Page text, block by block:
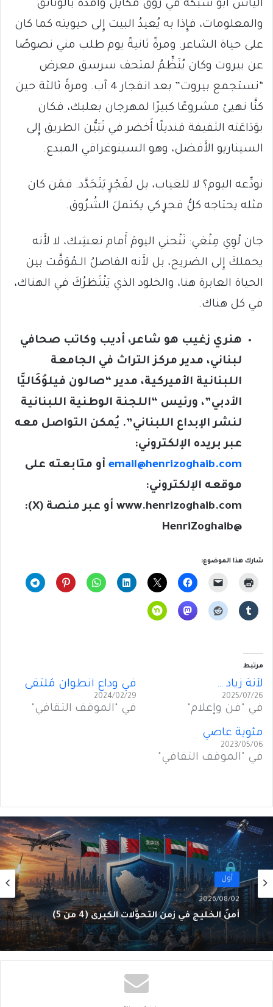
الياس أَبو شبكة في زوق مكايل وأَمُدُّهُ بالوثائق
والمعلومات، فإِذا به يُعيدُ البيت إِلى حيويته كما كان
على حياة الشاعر. ومرةً ثانيةً يوم طلب مني نصوصًا
عن بيروت وكان يُنَظِّمُ لمتحف سرسق معرض
“نستجمع بيروت” بعد انفجار 4 آب. ومرةً ثالثة حين
كنَّا نهيئ مشروعًا كبيرًا لمهرجان بعلبك، فكان
بوَدَاعَته الثقيفة قنديلًا أَخضر في تَبَيُّن الطريق إِلى
السيناريو الأَفضل، وهو السينوغرافي المبدع.
نودِّعه اليوم؟ لا للغياب، بل لفَجْرٍ يَتَجَدَّد. فمَن كان
مثله يحتاجه كلُّ فجرٍ كي يكتملَ الشُرُوق.
جان لْوِي مِنْغي: نَنْحني اليومَ أَمام نعشِك، لا لأَنه
يحملكَ إِلى الضريح، بل لأَنه الفاصلُ الـمُوَقَّت بين
الحياة العابرة هنا، والخلود الذي يَنْتَظرُكَ في الهناك،
في كل هناك.
هنري زغيب هو شاعر، أديب وكاتب صحافي
لبناني، مدير مركز التراث في الجامعة
اللبنانية الأميركية، مدير “صالون فيلوُكَاليَّا
الأدبي”، ورئيس “اللجنة الوطنية اللبنانية
لنشر الإبداع اللبناني”. يُمكن التواصل معه
عبر بريده الإلكتروني:
email@henrizoghaib.com أو متابعته على
موقعه الإلكتروني:
www.henrizoghaib.com أو عبر منصة (X
):
@HenriZoghaib
شارك هذا الموضوع:
مرتبط
لأَنَّهُ زياد …
2025/07/26
في "فن وإعلام"
في وداعِ أَنطوان مُلتقى
2024/02/29
في "الموقف الثقافي"
مئوية عاصي
2023/05/06
في "الموقف الثقافي"
أول
2026/08/01
أَمنُ الخليج في زمنِ التحوُّلاتِ الكبرى (3 من 5)